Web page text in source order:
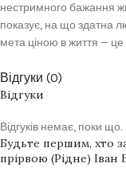
нестримного бажання
показує, на що здатна
мета ціною в життя — це
Відгуки (0)
Відгуки
Відгуків немає, поки що.
Будьте першим, хто
прірвою (Рідне) Іван